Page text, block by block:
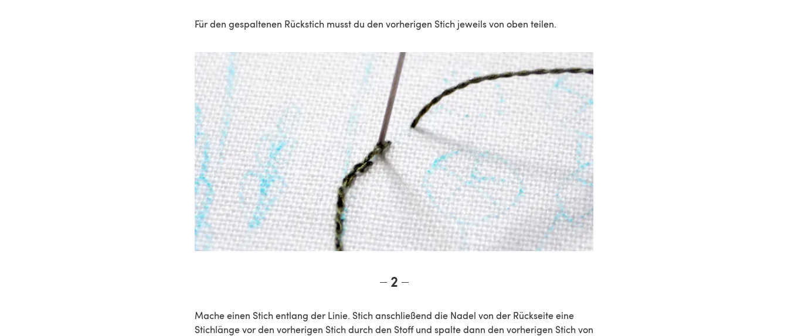
Für den gespaltenen Rückstich musst du den vorherigen Stich jeweils von oben teilen.
2
Mache einen Stich entlang der Linie. Stich anschließend die Nadel von der Rückseite eine
Stichlänge vor den vorherigen Stich durch den Stoff und spalte dann den vorherigen Stich von